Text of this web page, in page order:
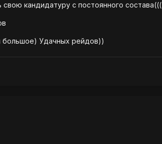
кандидатуру с постоянного состава(((
большое) Удачных рейдов))